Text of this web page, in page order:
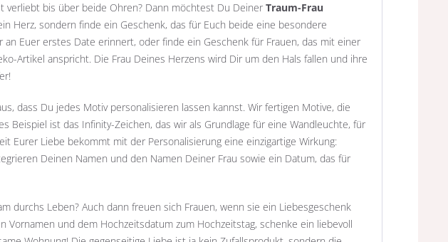
verliebt bis über beide Ohren? Dann möchtest Du Deiner Traum-Frau
Herz, sondern finde ein Geschenk, das für Euch beide eine besondere
Euer erstes Date erinnert, oder finde ein Geschenk für Frauen, das mit einer
Artikel anspricht. Die Frau Deines Herzens wird Dir um den Hals fallen und ihre
dass Du jedes Motiv personalisieren lassen kannst. Wir fertigen Motive, die
Beispiel ist das Infinity-Zeichen, das wir als Grundlage für eine Wandleuchte, für
Eurer Liebe bekommt mit der Personalisierung eine einzigartige Wirkung:
Deinen Namen und den Namen Deiner Frau sowie ein Datum, das für
durchs Leben? Auch dann freuen sich Frauen, wenn sie ein Liebesgeschenk
Vornamen und dem Hochzeitsdatum zum Hochzeitstag, schenke ein liebevoll